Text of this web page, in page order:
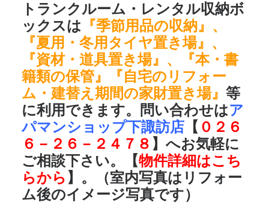
トランクルーム・レンタル収納ボ
ックスは 『季節用品の収納』、
『夏用・冬用タイヤ置き場』、
『資材・道具置き場』、『本・書
籍類の保管』『自宅のリフォー
ム・建替え期間の家財置き場』 等
に利用できます。問い合わせはア
パマンショップ下諏訪店 【 ０２６
６－２６－２４７８ 】へお気軽に
ご相談下さい。【物件詳細はこち
らから 】。（室内写真はリフォー
ム後のイメージ写真です）